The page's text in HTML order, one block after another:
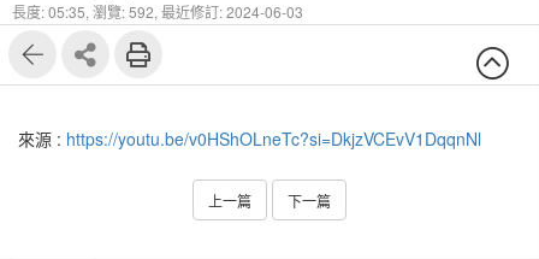
長度: 05:35, 瀏覽: 592, 最近修訂: 2024-06-03
來源 : https://youtu.be/v0HShOLneTc?si=DkjzVCEvV1DqqnNl
上一篇 下一篇